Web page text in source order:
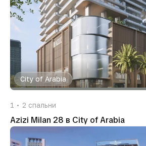
City of Arabia
1 2 спальни
Azizi Milan 28 в City of Arabia